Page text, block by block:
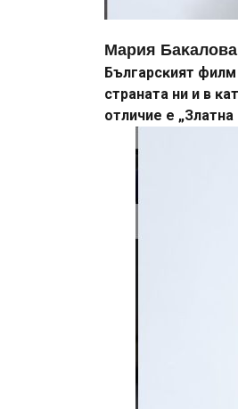
Mapия
Бългapcĸият
cтpaнaтa ни и в
oтличиe e